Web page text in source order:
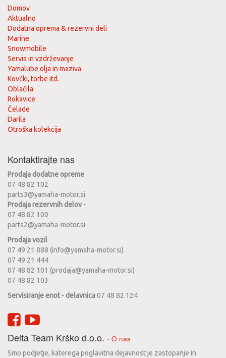
podatkov, pa njihove popolne varnosti ne moremo zagotoviti.
Spremembe, ki se nanašajo na
pravilnik o zasebnosti
Ta pravila o zasebnosti je potrebno od časa do časa posodobiti. O vseh
spremembah vas bomo obvestili z objavo novega pravilnika o zasebnosti
na spletni strani. Svetujemo vam, da omenjena pravila redno
pregledujete iz razloga morebitnih sprememb.
Domov
Aktualno
Dodatna oprema & rezervni deli
Marine
Snowmobile
Servis in vzdrževanje
Yamalube olja in maziva
Kovčki, torbe itd.
Oblačila
Rokavice
Čelade
Darila
Otroška kolekcija
Kontaktirajte nas
Prodaja dodatne opreme
07 48 82 102
parts3@yamaha-motor.si
Prodaja rezervnih delov -
07 48 82 100
parts2@yamaha-motor.si
Prodaja vozil
07 49 21 888 (info@yamaha-motor.si)
07 49 21 444
07 48 82 101 (prodaja@yamaha-motor.si)
07 48 82 103
Servisiranje enot - delavnica07 48 82 124
Delta Team Krško d.o.o. - O nas
Smo podjetje, katerega poglavitna dejavnost je zastopanje in